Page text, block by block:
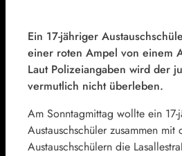
Ein 17-jähriger
einer roten Ampel von einem
Laut Polizeiangaben wird der
vermutlich nicht überleben.
Am Sonntagmittag wollte ein 17-
Austauschschüler zusammen mit
Austauschschülern die